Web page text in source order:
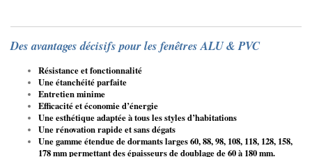
Des avantages décisifs pour les fenêtres ALU & PVC
Résistance et fonctionnalité
Une étanchéité parfaite
Entretien minime
Efficacité et économie d’énergie
Une esthétique adaptée à tous les styles d’habitations
Une rénovation rapide et sans dégats
Une gamme étendue de dormants larges 60, 88, 98, 108, 118, 128, 158,
178 mm permettant des épaisseurs de doublage de 60 à 180 mm.